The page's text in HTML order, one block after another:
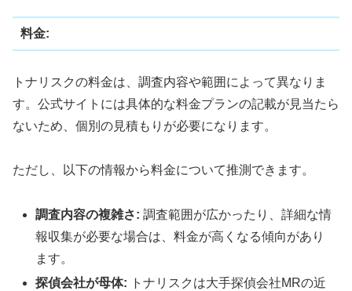
料金:
トナリスクの料金は、調査内容や範囲によって異なりま
す。公式サイトには具体的な料金プランの記載が見当たら
ないため、個別の見積もりが必要になります。
ただし、以下の情報から料金について推測できます。
調査内容の複雑さ: 調査範囲が広かったり、詳細な情
報収集が必要な場合は、料金が高くなる傾向があり
ます。
探偵会社が母体: トナリスクは大手探偵会社MRの近